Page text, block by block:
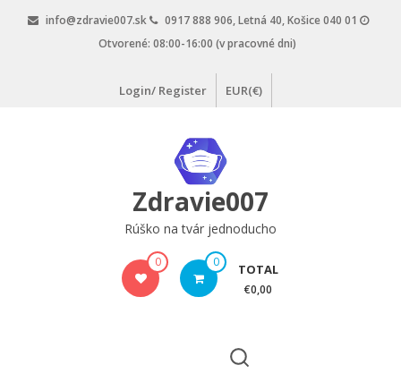
info@zdravie007.sk
0917 888 906, Letná 40, Košice 040 01
Otvorené: 08:00-16:00 (v pracovné dni)
Login/ Register EUR(€)
Zdravie007
Rúško na tvár jednoducho
0 0 TOTAL
€0,00